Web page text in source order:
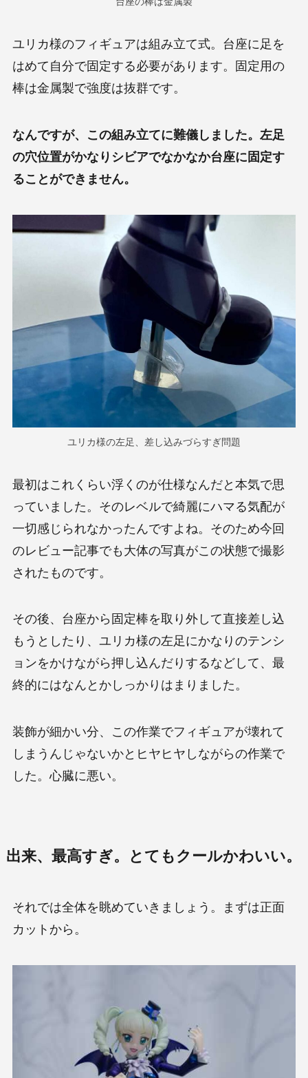
ユリカ様のフィギュアは組み立て式。台座に足を
はめて自分で固定する必要があります。固定用の
棒は金属製で強度は抜群です。
なんですが、この組み立てに難儀しました。左足
の穴位置がかなりシビアでなかなか台座に固定す
ることができません。
ユリカ様の左足、差し込みづらすぎ問題
最初はこれくらい浮くのが仕様なんだと本気で思
っていました。そのレベルで綺麗にハマる気配が
一切感じられなかったんですよね。そのため今回
のレビュー記事でも大体の写真がこの状態で撮影
されたものです。
その後、台座から固定棒を取り外して直接差し込
もうとしたり、ユリカ様の左足にかなりのテンシ
ョンをかけながら押し込んだりするなどして、最
終的にはなんとかしっかりはまりました。
装飾が細かい分、この作業でフィギュアが壊れて
しまうんじゃないかとヒヤヒヤしながらの作業で
した。心臓に悪い。
出来、最高すぎ。とてもクールかわいい。
それでは全体を眺めていきましょう。まずは正面
カットから。